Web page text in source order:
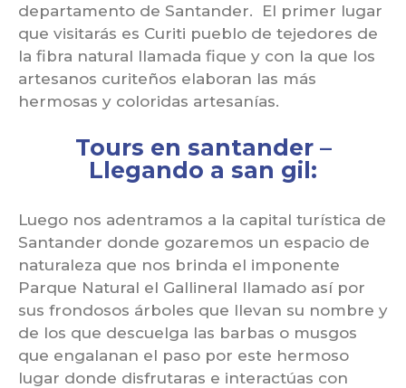
departamento de Santander. El primer lugar
que visitarás es Curiti pueblo de tejedores de
la fibra natural llamada fique y con la que los
artesanos curiteños elaboran las más
hermosas y coloridas artesanías.
Tours en santander –
Llegando a san gil:
Luego nos adentramos a la capital turística de
Santander donde gozaremos un espacio de
naturaleza que nos brinda el imponente
Parque Natural el Gallineral llamado así por
sus frondosos árboles que llevan su nombre y
de los que descuelga las barbas o musgos
que engalanan el paso por este hermoso
lugar donde disfrutaras e interactúas con